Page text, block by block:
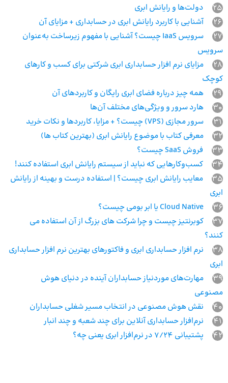
25
دولت‌ها و رایانش ابری
26
آشنایی با کاربرد رایانش ابری در حسابداری + مزایای آن
27
سرویس IaaS چیست؟ آشنایی با مفهوم زیرساخت به‌عنوان
سرویس
28
مزایای نرم افزار حسابداری ابری شرکتی برای کسب و کارهای
کوچک
29
همه چیز درباره فضای ابری رایگان و کاربردهای آن
30
هارد سرور و ویژگی‌های مختلف آن‌ها
31
سرور مجازی (VPS) چیست؟ + مزایا، کاربردها و نکات خرید
32
معرفی کتاب با موضوع رایانش ابری (بهترین کتاب ها)
33
فروش SaaS چیست؟
34
کسب‌وکارهایی که نباید از سیستم رایانش ابری استفاده کنند!
35
معایب رایانش ابری چیست؟ | استفاده درست و بهینه از رایانش
ابری
36
37
کوبرنتیز چیست و چرا شرکت های بزرگ از آن استفاده می‌
کنند؟
38
نرم افزار حسابداری ابری و فاکتورهای بهترین نرم افزار حسابداری
ابری
39
مهارت‌های موردنیاز حسابداران آینده در دنیای هوش
مصنوعی
40
نقش هوش مصنوعی در انتخاب مسیر شغلی حسابداران
41
نرم‌افزار حسابداری آنلاین برای چند شعبه و چند انبار
42
پشتیبانی 7/24 در نرم‌افزار ابری یعنی چه؟